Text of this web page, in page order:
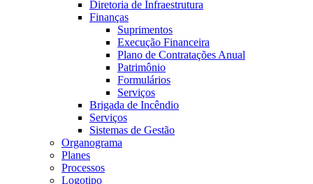
Diretoria de Infraestrutura
Finanças
Suprimentos
Execução Financeira
Plano de Contratações Anual
Patrimônio
Formulários
Serviços
Brigada de Incêndio
Serviços
Sistemas de Gestão
Organograma
Planes
Processos
Logotipo